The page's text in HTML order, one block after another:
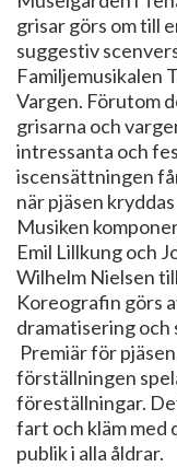
grisar görs om till
suggestiv
Familjemusikalen
Vargen. Förutom
grisarna och
intressanta och
iscensättningen
när pjäsen
Musiken
Emil Lillkung och
Wilhelm Nielsen
Koreografin görs
dramatisering och
Premiär för
förställningen
föreställningar.
fart och kläm med
publik i alla åldrar.